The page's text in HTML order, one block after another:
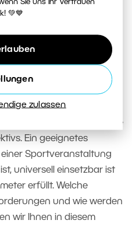
Sie uns Ihr Vertrauen
💚💙
zulassen
Technik für
wählt man das
gefragt, worauf man bei
für
Sie wissen also bereits,
diesmal geht es um die
Ein geeignetes
Sportveranstaltung
universell einsetzbar ist
erfüllt. Welche
und wie werden
wir Ihnen in diesem